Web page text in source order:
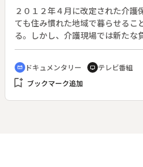
２０１２年４月に改定された介護
ても住み慣れた地域で暮らせるこ
る。しかし、介護現場では新たな
る認知症の高齢者にどう対応する
野県松本市に住む八田桂子さんは
管理者を務めるなど、長年、認知
る。家族や地域と連携した認知症
cinematic_blur ドキュメンタリー tv テレビ番組
bookmark_add ブックマーク追加